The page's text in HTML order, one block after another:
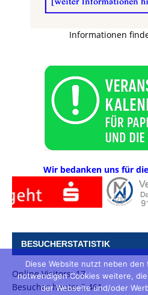
Informationen
Wir bedanken uns für
BESUCHERSTATISTIK
Online Visitors:17
Besucher heute:2.461
Diese Website nutzt neben
notwendigen Cookies weitere,
der Webseite und/oder